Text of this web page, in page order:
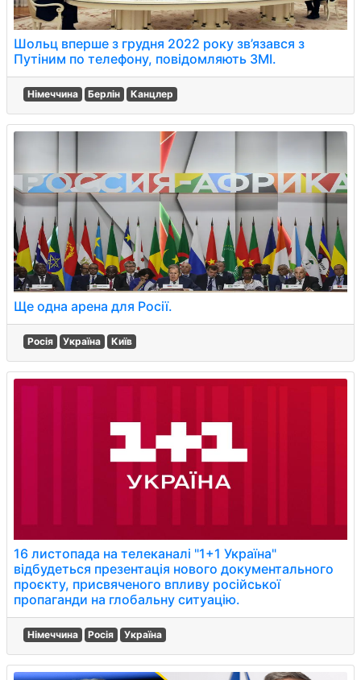
Шольц вперше з грудня 2022 року зв’язався з
Путіним по телефону, повідомляють ЗМІ.
Німеччина Берлін Канцлер
Ще одна арена для Росії.
Росія Україна Київ
16 листопада на телеканалі "1+1 Україна"
відбудеться презентація нового документального
проєкту, присвяченого впливу російської
пропаганди на глобальну ситуацію.
Німеччина Росія Україна